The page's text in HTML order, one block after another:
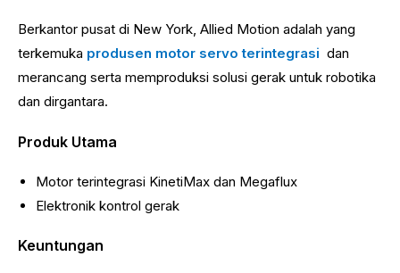
Berkantor pusat di New York, Allied Motion adalah yang
terkemuka produsen motor servo terintegrasi dan
merancang serta memproduksi solusi gerak untuk robotika
dan dirgantara.
Produk Utama
Motor terintegrasi KinetiMax dan Megaflux
Elektronik kontrol gerak
Keuntungan